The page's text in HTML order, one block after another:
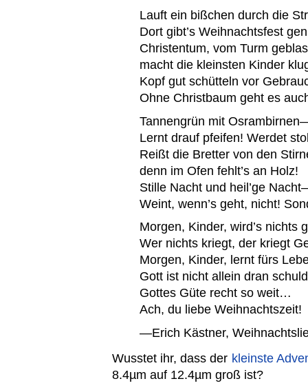
Lauft ein bißchen durch die
Dort gibt’s Weihnachtsfest
Christentum, vom Turm
macht die kleinsten Kinder
Kopf gut schütteln vor
Ohne Christbaum geht es
Tannengrün mit
Lernt drauf pfeifen! Werdet
Reißt die Bretter von den
denn im Ofen fehlt’s an Holz!
Stille Nacht und heil’ge
Weint, wenn’s geht, nicht!
Morgen, Kinder, wird’s nichts
Wer nichts kriegt, der kriegt
Morgen, Kinder, lernt fürs
Gott ist nicht allein dran
Gottes Güte recht so weit…
Ach, du liebe Weihnachtszeit!
—Erich Kästner,
Wusstet ihr, dass der kleinste
8.4µm auf 12.4µm groß ist?